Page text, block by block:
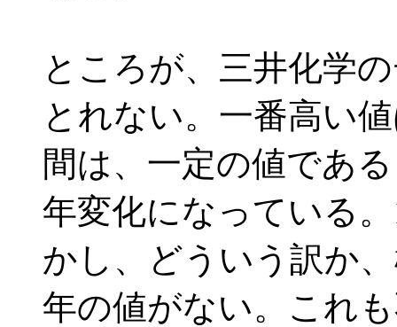
ところが、三井化学
とれない。一番高い
間は、一定の値であ
年変化になっている
かし、どういう訳か
年の値がない。これ